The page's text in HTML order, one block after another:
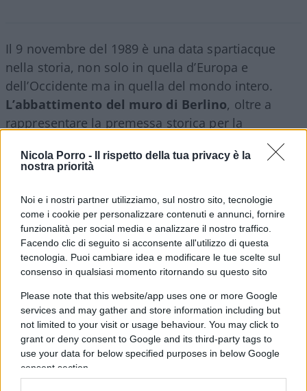
Nicola Porro -
Il rispetto della tua privacy è la
nostra priorità
Noi e i nostri partner utilizziamo, sul nostro sito, tecnologie
come i cookie per personalizzare contenuti e annunci, fornire
funzionalità per social media e analizzare il nostro traffico.
Facendo clic di seguito si acconsente all'utilizzo di questa
tecnologia. Puoi cambiare idea e modificare le tue scelte sul
consenso in qualsiasi momento ritornando su questo sito
Please note that this website/app uses one or more Google
services and may gather and store information including but
not limited to your visit or usage behaviour. You may click to
grant or deny consent to Google and its third-party tags to
use your data for below specified purposes in below Google
consent section.
Il 9 novembre del 1989 è una data spartiacque
nella storia, non solo in quella d’Europa e
dell’Occidente ma in quella del mondo intero.
L’abbattimento del muro di Berlino, oltre a
rappresentare la premessa storica per la
riunificazione della Germania, segna il tramonto
del comunismo sovietico e, con esso, dei regimi
europeo. Regimi che avevano conculcato quei
valori e quei diritti fondamentali che sono
diventati un patrimonio comune delle democrazie
occidentali e che spesso oggi, erroneamente,
tendiamo a dare per scontati.
La forza e la solidità delle nostre democrazie
stata resa possibile proprio dalla fine di quei
totalitarismi e dal sacrificio di tutte quelle persone
che hanno lottato e combattuto, permettendoci di
vivere in un mondo libero.
È grazie all’esempio di giovani comeJan Palach,